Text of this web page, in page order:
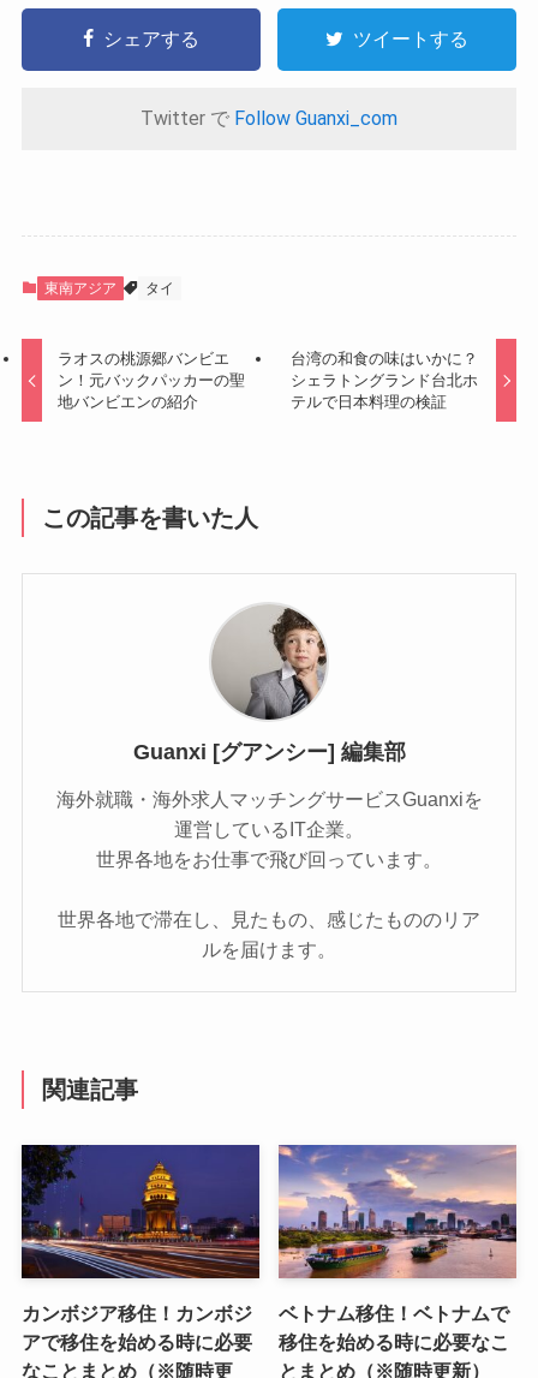
シェアする ツイートする
Twitter で Follow Guanxi_com
東南アジア タイ
ラオスの桃源郷バンビエ
ン！元バックパッカーの聖
地バンビエンの紹介
台湾の和食の味はいかに？
シェラトングランド台北ホ
テルで日本料理の検証
この記事を書いた人
Guanxi [グアンシー] 編集部
海外就職・海外求人マッチングサービスGuanxiを
運営しているIT企業。
世界各地をお仕事で飛び回っています。
世界各地で滞在し、見たもの、感じたもののリア
ルを届けます。
関連記事
カンボジア移住！カンボジ
アで移住を始める時に必要
なことまとめ（※随時更
ベトナム移住！ベトナムで
移住を始める時に必要なこ
とまとめ（※随時更新）